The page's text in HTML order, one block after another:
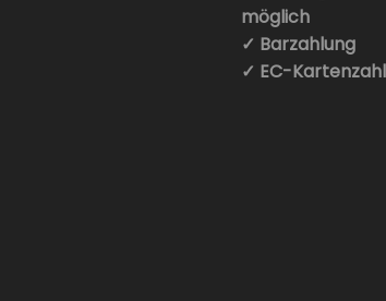
möglich
✓ Barzahlung
✓ EC-